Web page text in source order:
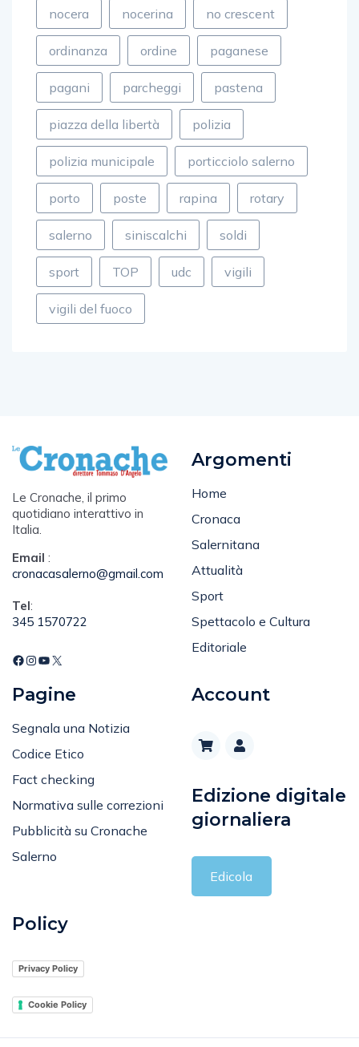
nocera nocerina no crescent
ordinanza ordine paganese
pagani parcheggi pastena
piazza della libertà polizia
polizia municipale porticciolo salerno
porto poste rapina rotary
salerno siniscalchi soldi
sport TOP udc vigili
vigili del fuoco
Le Cronache, il primo
quotidiano interattivo in
Italia.
Email :
cronacasalerno@gmail.com
Tel:
345 1570722
Argomenti
Home
Cronaca
Salernitana
Attualità
Sport
Spettacolo e Cultura
Editoriale
Pagine
Segnala una Notizia
Codice Etico
Fact checking
Normativa sulle correzioni
Pubblicità su Cronache
Salerno
Account
Edizione digitale
giornaliera
Edicola
Policy
Privacy Policy
Cookie Policy